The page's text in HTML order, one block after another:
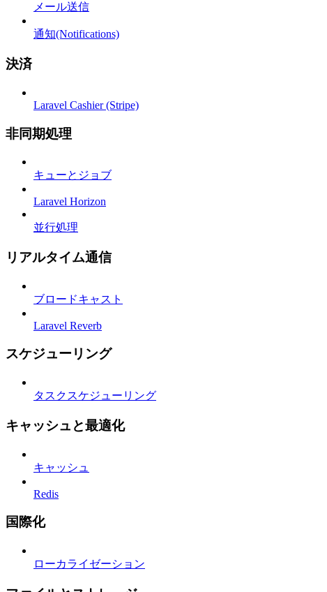
メール送信
通知(Notifications)
決済
Laravel Cashier (Stripe)
非同期処理
キューとジョブ
Laravel Horizon
並行処理
リアルタイム通信
ブロードキャスト
Laravel Reverb
スケジューリング
タスクスケジューリング
キャッシュと最適化
キャッシュ
Redis
国際化
ローカライゼーション